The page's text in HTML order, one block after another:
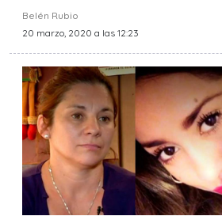
Belén Rubio
20 marzo, 2020 a las 12:23